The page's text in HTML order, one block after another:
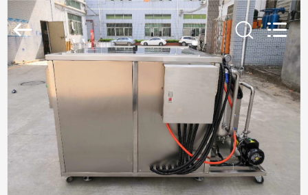
TRANG
CHỦ
CÁC
SẢN
PHẨM
2017
2026
AG
Sonic
Technology
limited.
Rights